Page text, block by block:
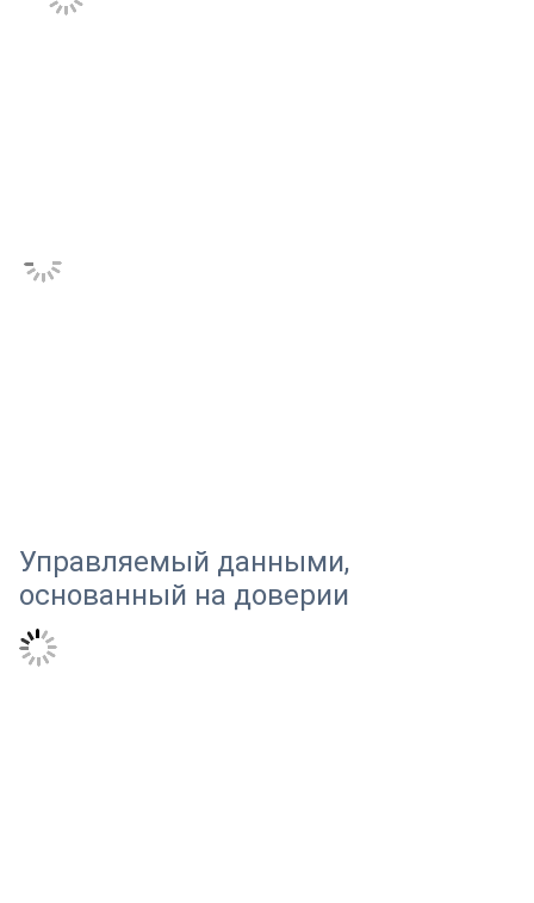
Управляемый данными,
основанный на доверии